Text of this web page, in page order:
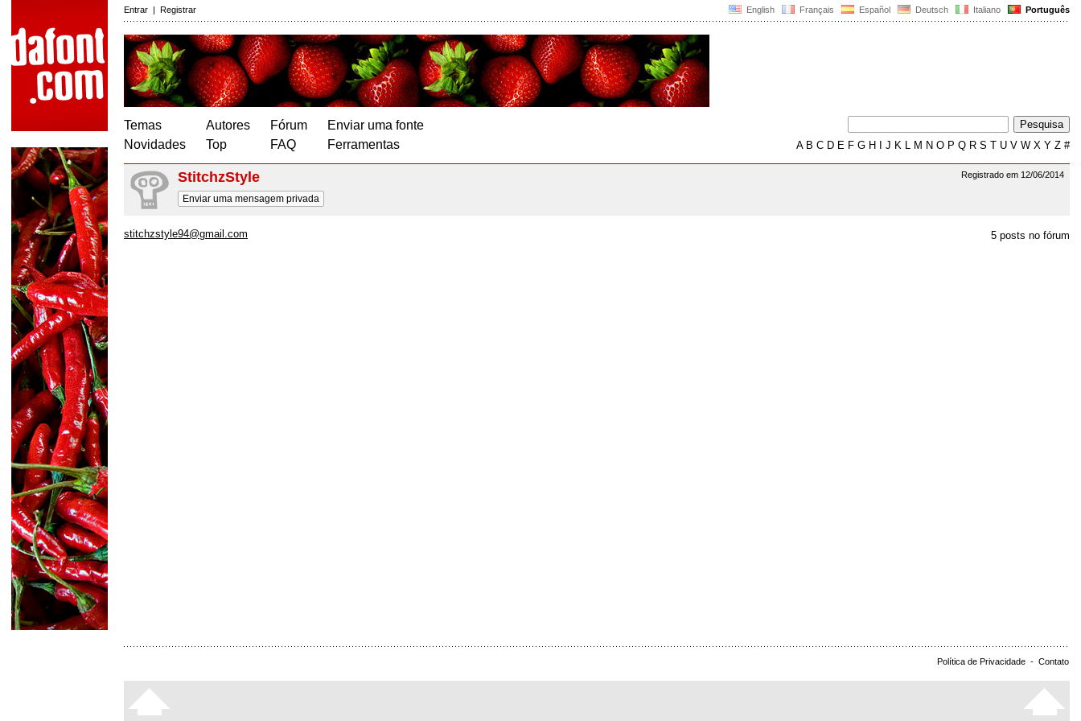
English Français Español Deutsch Italiano Português
Entrar | Registrar
Temas
Novidades
Autores
Top
Fórum
FAQ
Enviar uma fonte
Ferramentas
AB C D E F G H J K L M N O P Q R S T U V W X Y Z #
Registrado em 12/06/2014
StitchzStyle
Enviar uma mensagem privada
5 posts no fórum
stitchzstyle94@gmail.com
Política de Privacidade - Contato